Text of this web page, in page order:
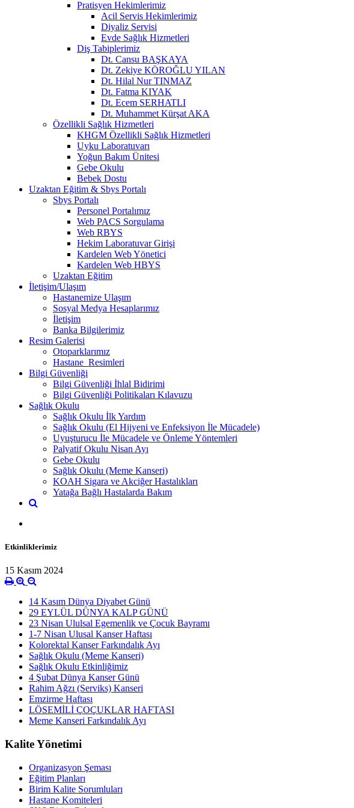
Pratisyen Hekimlerimiz
Acil Servis Hekimlerimiz
Diyaliz Servisi
Evde Sağlık Hizmetleri
Diş Tabiplerimiz
Dt. Cansu BAŞKAYA
Dt. Zekiye KÖROĞLU YILAN
Dt. Hilal Nur TINMAZ
Dt. Fatma KIYAK
Dt. Ecem SERHATLI
Dt. Muhammet Kürşat AKA
Özellikli Sağlık Hizmetleri
KHGM Özellikli Sağlık Hizmetleri
Uyku Laboratuvarı
Yoğun Bakım Ünitesi
Gebe Okulu
Bebek Dostu
Uzaktan Eğitim & Sbys Portalı
Sbys Portalı
Personel Portalımız
Web PACS Sorgulama
Web RBYS
Hekim Laboratuvar Girişi
Kardelen Web Yönetici
Kardelen Web HBYS
Uzaktan Eğitim
İletişim/Ulaşım
Hastanemize Ulaşım
Sosyal Medya Hesaplarımız
İletişim
Banka Bilgilerimiz
Resim Galerisi
Otoparklarımız
Hastane_Resimleri
Bilgi Güvenliği
Bilgi Güvenliği İhlal Bidirimi
Bilgi Güvenliği Politikaları Kılavuzu
Sağlık Okulu
Sağlık Okulu İlk Yardım
Sağlık Okulu (El Hijyeni ve Enfeksiyon İle Mücadele)
Uyuşturucu İle Mücadele ve Önleme Yöntemleri
Palyatif Okulu Nisan Ayı
Gebe Okulu
Sağlık Okulu (Meme Kanseri)
KOAH Sigara ve Akciğer Hastalıkları
Yatağa Bağlı Hastalarda Bakım
Etkinliklerimiz
15 Kasım 2024
14 Kasım Dünya Diyabet Günü
29 EYLÜL DÜNYA KALP GÜNÜ
23 Nisan Ululsal Egemenlik ve Çocuk Bayramı
1-7 Nisan Ulusal Kanser Haftası
Kolorektal Kanser Farkındalık Ayı
Sağlık Okulu (Meme Kanseri)
Sağlık Okulu Etkinliğimiz
4 Şubat Dünya Kanser Günü
Rahim Ağzı (Serviks) Kanseri
Emzirme Haftası
LÖSEMİLİ ÇOÇUKLAR HAFTASI
Meme Kanseri Farkındalık Ayı
Kalite Yönetimi
Organizasyon Şeması
Eğitim Planları
Birim Kalite Sorumluları
Hastane Komiteleri